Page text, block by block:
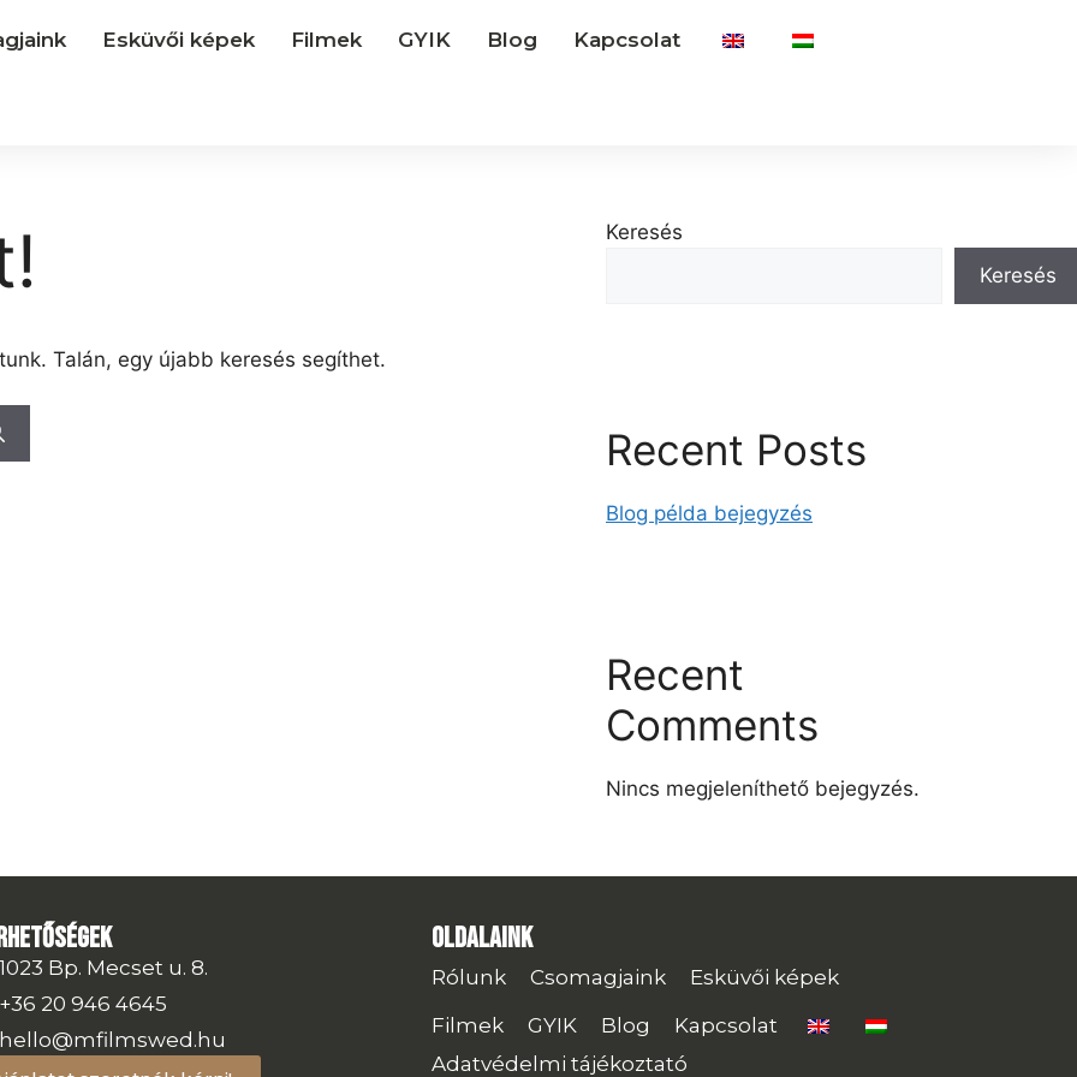
Esküvői képek Filmek GYIK Blog Kapcsolat
Talán, egy újabb keresés segíthet.
Keresés
Keresés
Recent Posts
Blog példa bejegyzés
Recent
Comments
Nincs megjeleníthető bejegyzés.
1023 Bp. Mecset u. 8.
+36 20 946 4645
hello@mfilmswed.hu
Oldalaink
Rólunk Csomagjaink
Esküvői képek
Filmek
GYIK Blog
Kapcsolat
Adatvédelmi tájékoztató